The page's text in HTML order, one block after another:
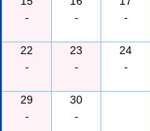
-
-
-
22
-
23
-
24
-
29
-
30
-